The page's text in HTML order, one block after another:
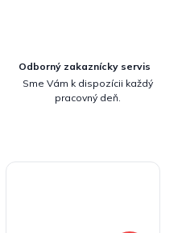
Odborný zakaznícky servis
Sme Vám k dispozícii každý
pracovný deň.